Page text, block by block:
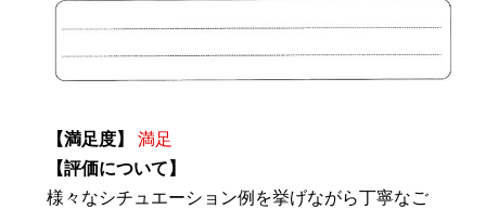
【満足度】
満足
【評価について】
様々なシチュエーション例を挙げながら丁寧なご